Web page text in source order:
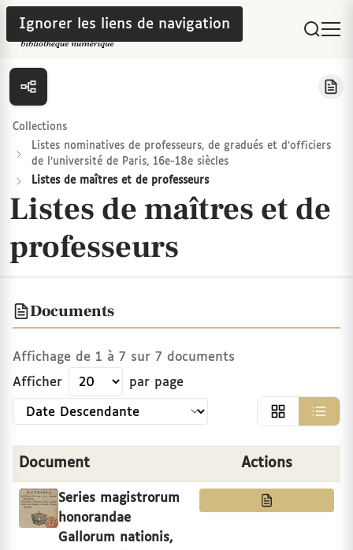
Ignorer les liens de navigation
et d’officiers de l’université de Paris, 16e-
Collections
Listes nominatives de professeurs, de gradués et d’officiers
de l’université de Paris, 16e-18e siècles
Listes de maîtres et de professeurs
Listes de maîtres et de
professeurs
Documents
Affichage de 1 à 7 sur 7 documents
Afficher
par page
Trier par
Document Actions
Series magistrorum
honorandae
Gallorum nationis,